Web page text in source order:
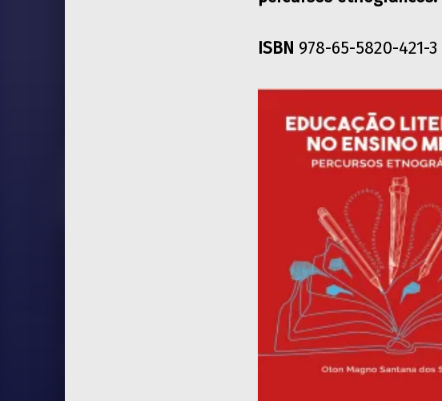
ISBN 978-65-5820-421-3